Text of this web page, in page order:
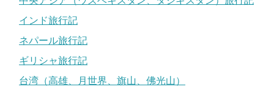
インド旅行記
ネパール旅行記
ギリシャ旅行記
台湾（高雄、月世界、旗山、佛光山）